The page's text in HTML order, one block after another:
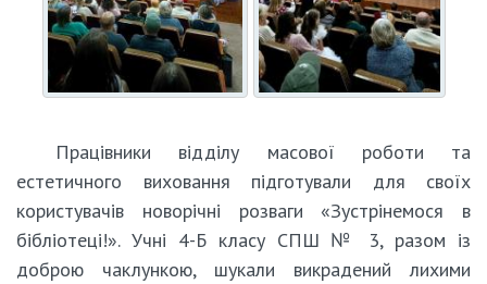
Працівники відділу масової роботи та
естетичного виховання підготували для своїх
користувачів новорічні розваги «Зустрінемося в
бібліотеці!». Учні 4-Б класу СПШ № 3, разом із
доброю чаклункою, шукали викрадений лихими